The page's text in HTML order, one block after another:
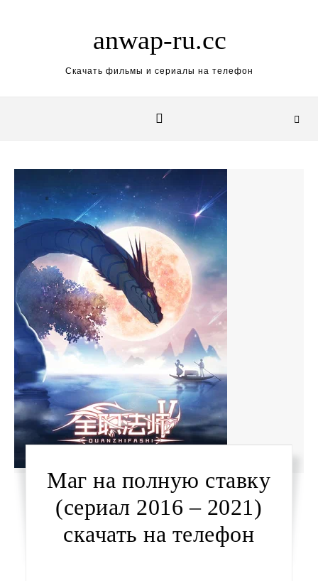
anwap-ru.cc
Скачать фильмы и сериалы на телефон
Маг на полную ставку
(сериал 2016 – 2021)
скачать на телефон